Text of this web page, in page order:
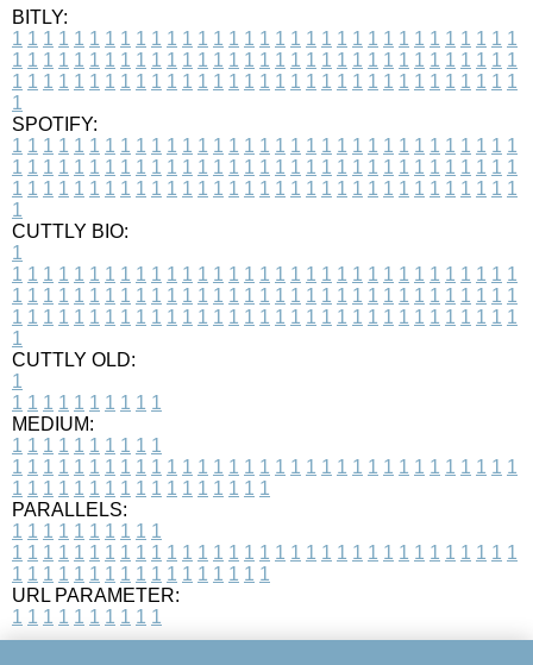
BITLY:
1 1 1 1 1 1 1 1 1 1 1 1 1 1 1 1 1 1 1 1 1 1 1 1 1 1 1 1 1 1 1 1 1
1 1 1 1 1 1 1 1 1 1 1 1 1 1 1 1 1 1 1 1 1 1 1 1 1 1 1 1 1 1 1 1 1
1 1 1 1 1 1 1 1 1 1 1 1 1 1 1 1 1 1 1 1 1 1 1 1 1 1 1 1 1 1 1 1 1
1
SPOTIFY:
1 1 1 1 1 1 1 1 1 1 1 1 1 1 1 1 1 1 1 1 1 1 1 1 1 1 1 1 1 1 1 1 1
1 1 1 1 1 1 1 1 1 1 1 1 1 1 1 1 1 1 1 1 1 1 1 1 1 1 1 1 1 1 1 1 1
1 1 1 1 1 1 1 1 1 1 1 1 1 1 1 1 1 1 1 1 1 1 1 1 1 1 1 1 1 1 1 1 1
1
CUTTLY BIO:
1
1 1 1 1 1 1 1 1 1 1 1 1 1 1 1 1 1 1 1 1 1 1 1 1 1 1 1 1 1 1 1 1 1
1 1 1 1 1 1 1 1 1 1 1 1 1 1 1 1 1 1 1 1 1 1 1 1 1 1 1 1 1 1 1 1 1
1 1 1 1 1 1 1 1 1 1 1 1 1 1 1 1 1 1 1 1 1 1 1 1 1 1 1 1 1 1 1 1 1
1
CUTTLY OLD:
1
1 1 1 1 1 1 1 1 1 1
MEDIUM:
1 1 1 1 1 1 1 1 1 1
1 1 1 1 1 1 1 1 1 1 1 1 1 1 1 1 1 1 1 1 1 1 1 1 1 1 1 1 1 1 1 1 1
1 1 1 1 1 1 1 1 1 1 1 1 1 1 1 1 1
PARALLELS:
1 1 1 1 1 1 1 1 1 1
1 1 1 1 1 1 1 1 1 1 1 1 1 1 1 1 1 1 1 1 1 1 1 1 1 1 1 1 1 1 1 1 1
1 1 1 1 1 1 1 1 1 1 1 1 1 1 1 1 1
URL PARAMETER:
1 1 1 1 1 1 1 1 1 1